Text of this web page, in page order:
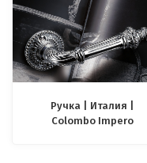
Ручка | Италия |
Colombo Impero